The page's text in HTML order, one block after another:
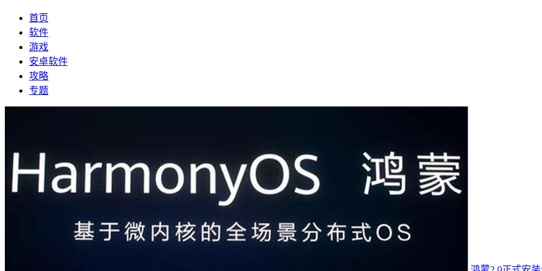
首页
软件
游戏
安卓软件
攻略
专题